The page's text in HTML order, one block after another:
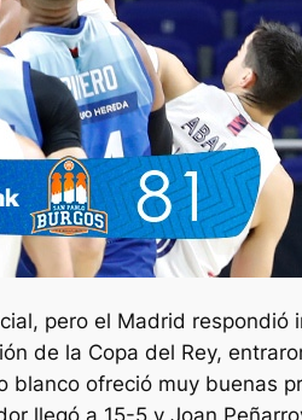
pero el Madrid respondió
de la Copa del Rey,
blanco ofreció muy buenas